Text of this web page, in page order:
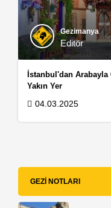
Gezimanya
Editör
İstanbul'dan
Yakın Yer
04.03.2025
GEZI NOTLARI